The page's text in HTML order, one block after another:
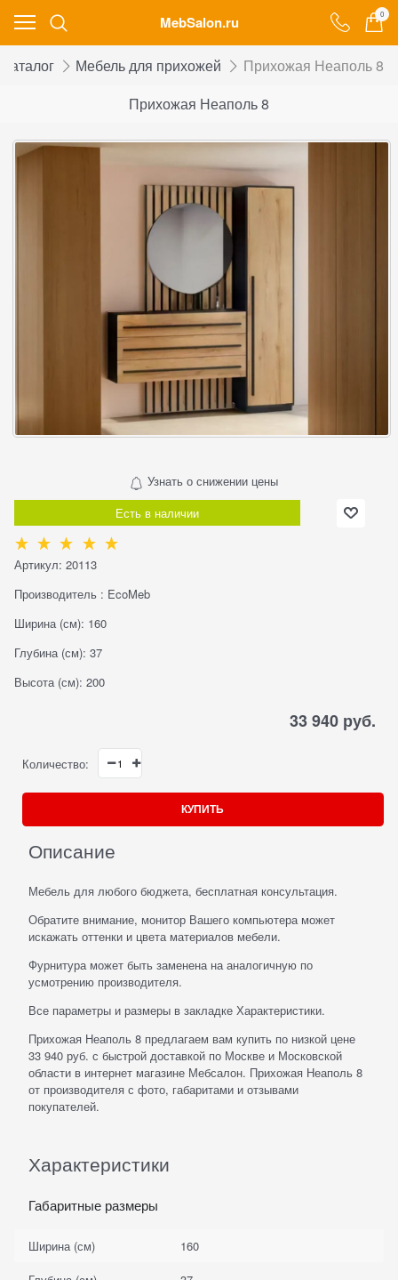
MebSalon.ru 0
Каталог Мебель для прихожей
Прихожая Неаполь 8
Прихожая Неаполь 8
Узнать о снижении цены
Есть в наличии
Артикул: 20113
Производитель : EcoMeb
Ширина (см): 160
Глубина (см): 37
Высота (см): 200
33 940 руб.
Количество:
КУПИТЬ
Описание
Мебель для любого бюджета, бесплатная консультация.
Обратите внимание, монитор Вашего компьютера может
искажать оттенки и цвета материалов мебели.
Фурнитура может быть заменена на аналогичную по
усмотрению производителя.
Все параметры и размеры в закладке Характеристики.
Прихожая Неаполь 8 предлагаем вам купить по низкой цене
33 940 руб. с быстрой доставкой по Москве и Московской
области в интернет магазине Мебсалон. Прихожая Неаполь 8
от производителя с фото, габаритами и отзывами
покупателей.
Характеристики
Габаритные размеры
Ширина (см)
160